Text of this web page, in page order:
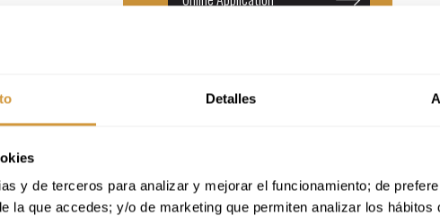
Detalles
y de terceros para analizar y mejorar el funcionamiento; de
la que accedes; y/o de marketing que permiten analizar los hábitos
Drinks & Wine Campus. En esta ocasión abordaremos la viticultura regenerativa, y
buscan adquirir un aprendizaje integral sobre la sostenibilidad y eficiencia de sus
para llevar a cabo prácticas con este tipo de agricultura como pilar principal.